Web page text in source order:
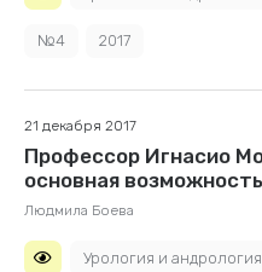
№4 2017
21 декабря 2017
Профессор Игнасио
основная
Людмила Боева
Урология и андрология